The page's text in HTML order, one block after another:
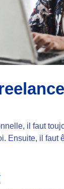
il faut
Ensuite, il